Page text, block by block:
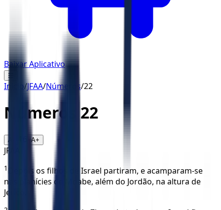
Baixar Aplicativo
☰
Início/JFAA/Números/22
Números 22
A- A+
JFAA
1
Depois os filhos de Israel partiram, e acamparam-se
nas planícies de Moabe, além do Jordão, na altura de
Jericó.